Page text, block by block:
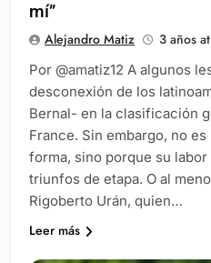
mí”
Alejandro Matiz 3 años
Por @amatiz12 A algunos
desconexión de los
Bernal- en la clasificación
France. Sin embargo, no
forma, sino porque su
triunfos de etapa. O al
Rigoberto Urán, quien…
Leer más